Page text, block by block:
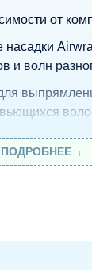
от
насадки
и волн
ПОДРОБНЕЕ